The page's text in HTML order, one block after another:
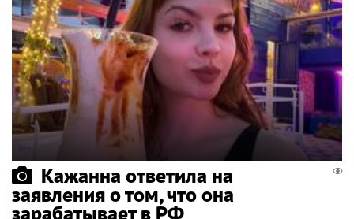
Кажанна ответила на
заявления о том, что она
зарабатывает в РФ